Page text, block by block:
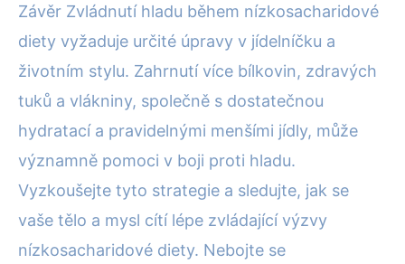
Závěr Zvládnutí hladu během nízkosacharidové
diety vyžaduje určité úpravy v jídelníčku a
životním stylu. Zahrnutí více bílkovin, zdravých
tuků a vlákniny, společně s dostatečnou
hydratací a pravidelnými menšími jídly, může
významně pomoci v boji proti hladu.
Vyzkoušejte tyto strategie a sledujte, jak se
vaše tělo a mysl cítí lépe zvládající výzvy
nízkosacharidové diety. Nebojte se